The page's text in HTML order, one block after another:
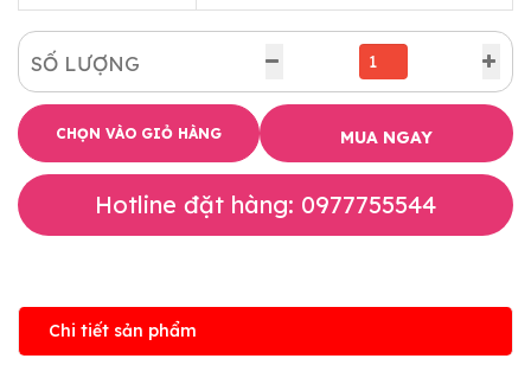
SỐ LƯỢNG
CHỌN VÀO GIỎ HÀNG MUA NGAY
Hotline đặt hàng: 0977755544
Chi tiết sản phẩm